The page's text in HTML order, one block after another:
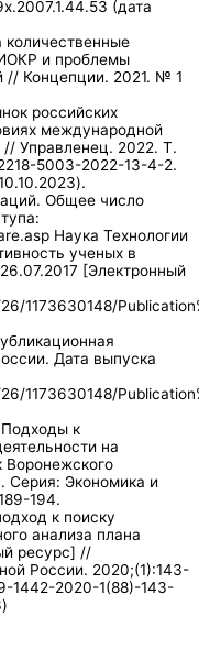
(дата
и проблемы
// Концепции. 2021. № 1
российских
международной
Управленец. 2022. Т.
5003-2022-13-4-2.
Общее число
Наука Технологии
ученых в
[Электронный
1173630148/
Дата выпуска
1173630148/
к
на
Воронежского
Серия: Экономика и
194.
к поиску
анализа плана
ресурс] //
России. 2020;(1):143-
1442-2020-1(88)-143-